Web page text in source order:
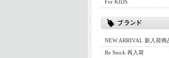
For KIDS
NEW ARRIVAL 新入荷商
Re Stock 再入荷